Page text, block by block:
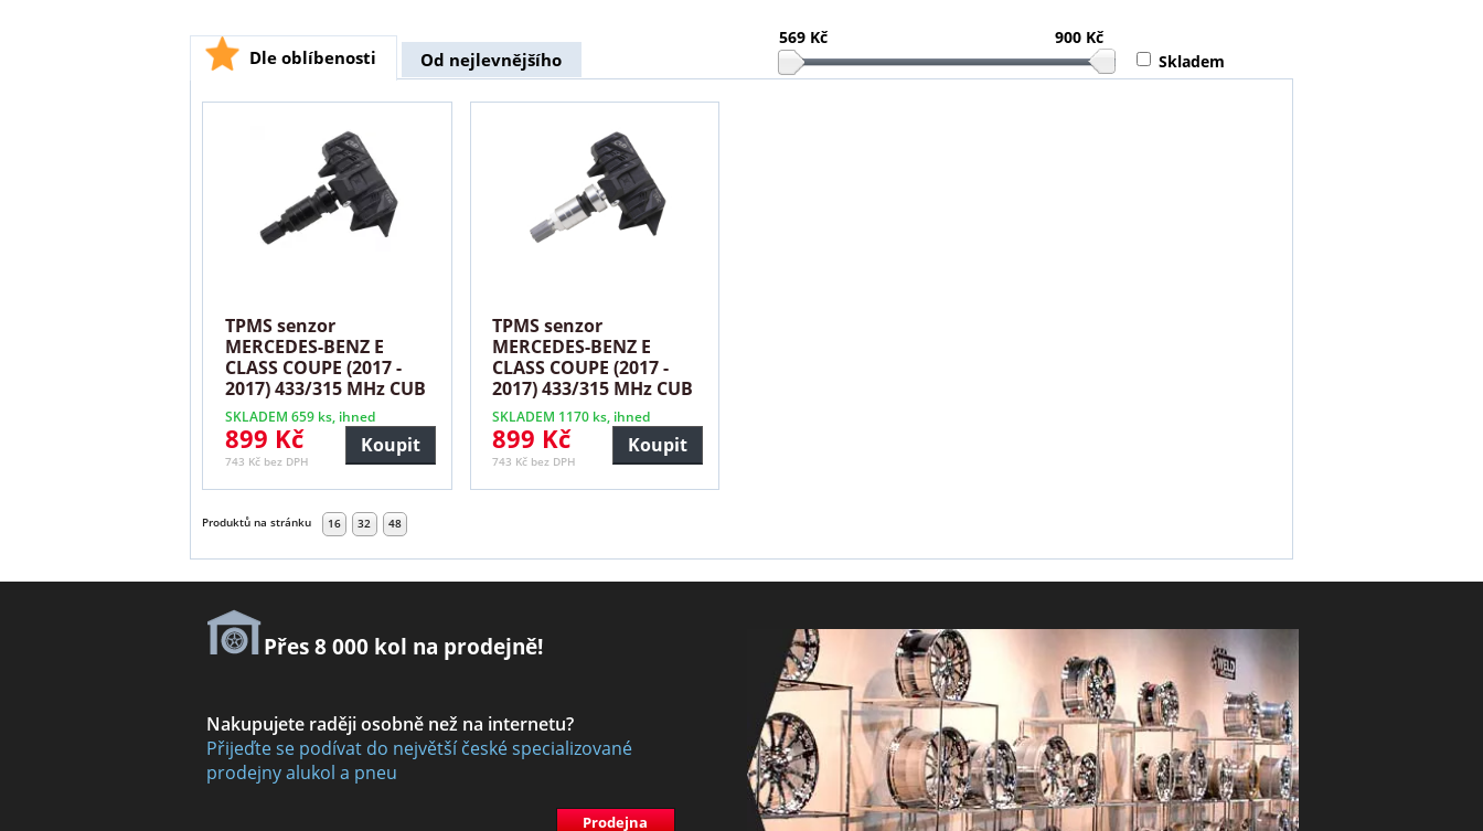
Dle oblíbenosti Od nejlevnějšího
569 Kč
900 Kč
Skladem
TPMS senzor
MERCEDES-BENZ E
CLASS COUPE (2017 -
2017) 433/315 MHz CUB
černý
SKLADEM 659 ks, ihned
899 Kč
743 Kč bez DPH
Koupit
TPMS senzor
MERCEDES-BENZ E
CLASS COUPE (2017 -
2017) 433/315 MHz CUB
stříbrný
SKLADEM 1170 ks, ihned
899 Kč
743 Kč bez DPH
Koupit
Produktů na stránku 16 32 48
Přes 8 000 kol na prodejně!
Nakupujete raději osobně než na internetu?
Přijeďte se podívat do největší české specializované
prodejny alukol a pneu
Prodejna